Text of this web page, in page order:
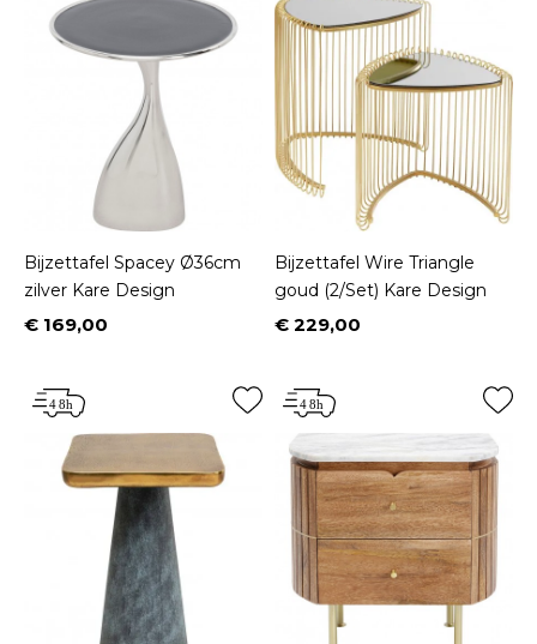
Bijzettafel Spacey Ø36cm
zilver Kare Design
Prijs
€ 169,00
Bijzettafel Wire Triangle
goud (2/Set) Kare Design
Prijs
€ 229,00